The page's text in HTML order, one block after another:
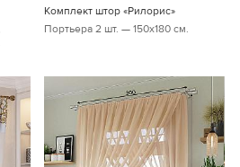
Комплект штор «Рилорис»
Портьера 2 шт. — 150х180 см.